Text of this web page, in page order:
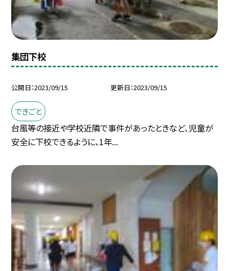
集団下校
公開日 2023/09/15 更新日 2023/09/15
できごと
台風等の接近や学校近隣で事件があったときなど、児童が
安全に下校できるように、1年...